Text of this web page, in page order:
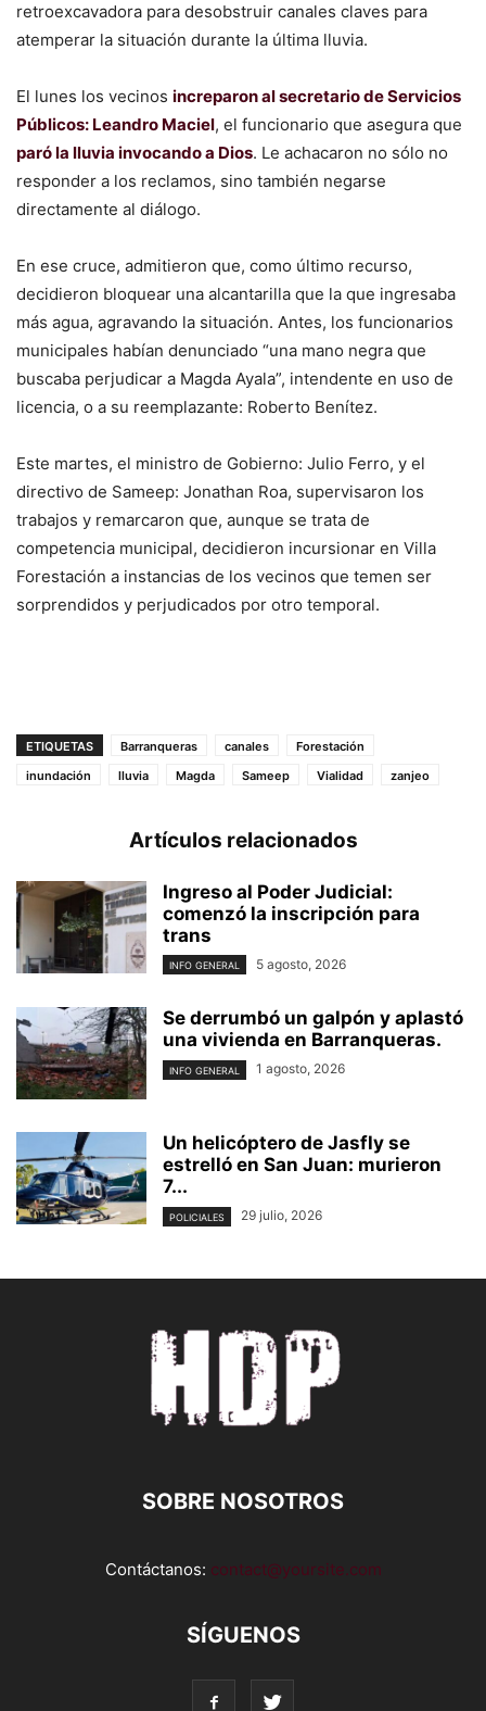
retroexcavadora para desobstruir canales claves para
atemperar la situación durante la última lluvia.
El lunes los vecinos increparon al secretario de Servicios
Públicos: Leandro Maciel, el funcionario que asegura que
paró la lluvia invocando a Dios. Le achacaron no sólo no
responder a los reclamos, sino también negarse
directamente al diálogo.
En ese cruce, admitieron que, como último recurso,
decidieron bloquear una alcantarilla que la que ingresaba
más agua, agravando la situación. Antes, los funcionarios
municipales habían denunciado “una mano negra que
buscaba perjudicar a Magda Ayala”, intendente en uso de
licencia, o a su reemplazante: Roberto Benítez.
Este martes, el ministro de Gobierno: Julio Ferro, y el
directivo de Sameep: Jonathan Roa, supervisaron los
trabajos y remarcaron que, aunque se trata de
competencia municipal, decidieron incursionar en Villa
Forestación a instancias de los vecinos que temen ser
sorprendidos y perjudicados por otro temporal.
ETIQUETAS Barranqueras canales
Forestación
inundación
lluvia Magda Sameep Vialidad zanjeo
Artículos relacionados
Ingreso al Poder Judicial:
comenzó la inscripción para
trans
INFO GENERAL 5 agosto, 2026
Se derrumbó un galpón y aplastó
una vivienda en Barranqueras.
INFO GENERAL 1 agosto, 2026
Un helicóptero de Jasfly se
estrelló en San Juan: murieron
7...
POLICIALES 29 julio, 2026
SOBRE NOSOTROS
Contáctanos: contact@yoursite.com
SÍGUENOS